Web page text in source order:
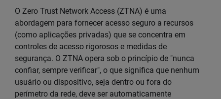
O Zero Trust Network Access (ZTNA) é uma
abordagem para fornecer acesso seguro a recursos
(como aplicações privadas) que se concentra em
controles de acesso rigorosos e medidas de
segurança. O ZTNA opera sob o princípio de "nunca
confiar, sempre verificar", o que significa que nenhum
usuário ou dispositivo, seja dentro ou fora do
perímetro da rede, deve ser automaticamente